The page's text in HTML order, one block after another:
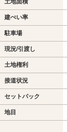
土地面積
建ぺい率
駐車場
現況/引渡し
土地権利
接道状況
セットバック
地目